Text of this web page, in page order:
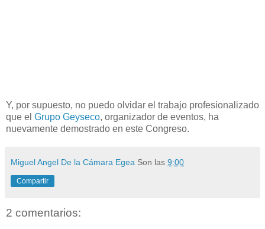
Y, por supuesto, no puedo olvidar el trabajo profesionalizado
que el Grupo Geyseco, organizador de eventos, ha
nuevamente demostrado en este Congreso.
Miguel Angel De la Cámara Egea Son las 9:00
Compartir
2 comentarios: